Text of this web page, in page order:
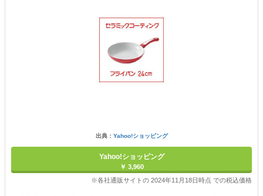
出典： Yahoo!ショッピング
Yahoo!ショッピング
￥ 3,960
※各社通販サイトの 2024年11月18日時点 での税込価格